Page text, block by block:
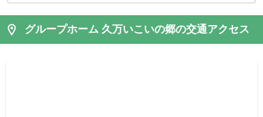
グループホーム 久万いこいの郷の交通アクセス